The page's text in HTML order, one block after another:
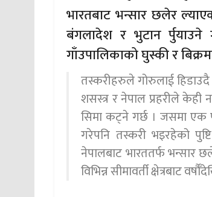
भारतबाट भन्सार छलेर
बंगलादेश र भुटान
गाँउपालिकाको घुस्की र
तस्करीहरुले गोरुलाई हिडाउदै
शसस्त्र र नेपाल प्रहरीले
सिमा कट्ने गर्छ । जसमा एक
गरेपनि तस्करी भइरहेको
नेपालबाट भारततर्फ भन्सार
विभिन्न सीमावर्ती क्षेत्रबाट